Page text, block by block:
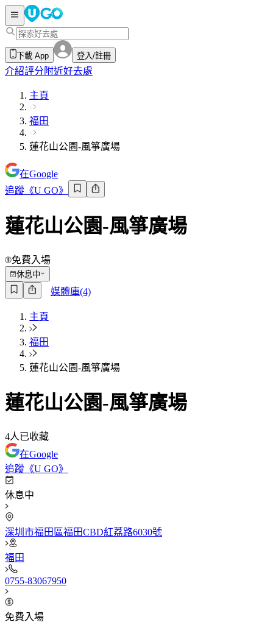
下載 App 登入/註冊
介紹評分 附近好去處
主頁
福田
蓮花山公園-風箏廣場
在Google
追蹤《U GO》
蓮花山公園-風箏廣場
免費入場
休息中
媒體庫(4)
主頁
福田
蓮花山公園-風箏廣場
蓮花山公園-風箏廣場
4人已收藏
在Google
追蹤《U GO》
休息中
深圳市福田區福田CBD紅荔路6030號
福田
0755-83067950​
免費入場